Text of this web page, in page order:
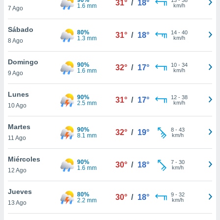
más
nuestra
y
de
disponible
cookies
aceptar
7 Ago
1.6 mm
31° / 18°
km/h
Sábado
8 Ago
80%
1.3 mm
31° / 18° 14- 40
km/h
Domingo
9 Ago
90%
1.6 mm
32° / 17° 10- 34
km/h
Lunes
10 Ago
90%
2.5 mm
31° / 17° 12- 38
km/h
Martes
11 Ago
90%
8.1 mm
32° / 19° 8- 43
km/h
Miércoles
12 Ago
90%
1.6 mm
30° / 18° 7- 30
km/h
Jueves
13 Ago
80%
2.2 mm
30° / 18° 9- 32
km/h